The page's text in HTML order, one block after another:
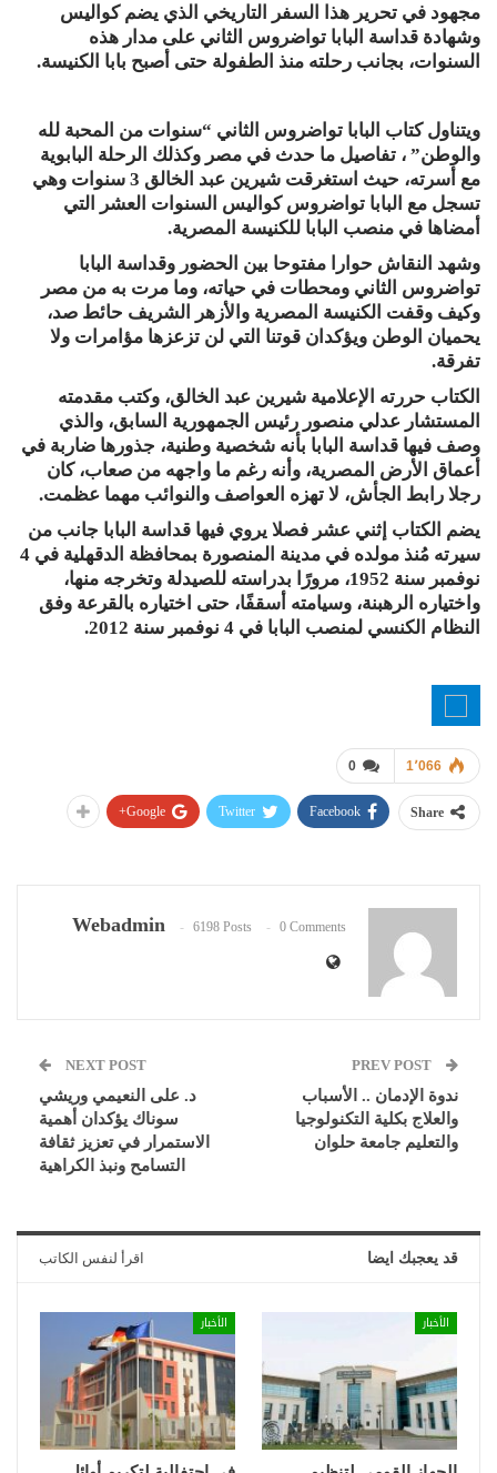
مجهود في تحرير هذا السفر التاريخي الذي يضم كواليس
وشهادة قداسة البابا تواضروس الثاني على مدار هذه
السنوات، بجانب رحلته منذ الطفولة حتى أصبح بابا الكنيسة.
ويتناول كتاب البابا تواضروس الثاني “سنوات من المحبة لله
والوطن” ، تفاصيل ما حدث في مصر وكذلك الرحلة البابوية
مع أسرته، حيث استغرقت شيرين عبد الخالق 3 سنوات وهي
تسجل مع البابا تواضروس كواليس السنوات العشر التي
أمضاها في منصب البابا للكنيسة المصرية.
وشهد النقاش حوارا مفتوحا بين الحضور وقداسة البابا
تواضروس الثاني ومحطات في حياته، وما مرت به من مصر
وكيف وقفت الكنيسة المصرية والأزهر الشريف حائط صد،
يحميان الوطن ويؤكدان قوتنا التي لن تزعزها مؤامرات ولا
تفرقة.
الكتاب حررته الإعلامية شيرين عبد الخالق، وكتب مقدمته
المستشار عدلي منصور رئيس الجمهورية السابق، والذي
وصف فيها قداسة البابا بأنه شخصية وطنية، جذورها ضاربة في
أعماق الأرض المصرية، وأنه رغم ما واجهه من صعاب، كان
رجلا رابط الجأش، لا تهزه العواصف والنوائب مهما عظمت.
يضم الكتاب إثني عشر فصلا يروي فيها قداسة البابا جانب من
سيرته مُنذ مولده في مدينة المنصورة بمحافظة الدقهلية في 4
نوفمبر سنة 1952، مرورًا بدراسته للصيدلة وتخرجه منها،
واختياره الرهبنة، وسيامته أسقفًا، حتى اختياره بالقرعة وفق
النظام الكنسي لمنصب البابا في 4 نوفمبر سنة 2012.
0 1٬066
Share
Facebook
Twitter
Google+
Webadmin 6198 Posts 0 Comments
ندوة الإدمان .. الأسباب
والعلاج بكلية التكنولوجيا
والتعليم جامعة حلوان
NEXT POST
د. على النعيمي وريشي
سوناك يؤكدان أهمية
الاستمرار في تعزيز ثقافة
التسامح ونبذ الكراهية
قد يعجبك ايضا اقرأ لنفس الكاتب
الأخبار الأخبار